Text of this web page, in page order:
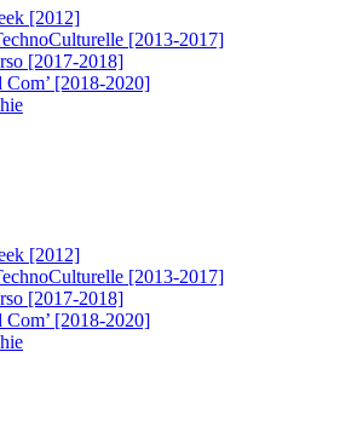
[2012]
[2013-2017]
[2017-2018]
Com’ [2018-2020]
[2012]
[2013-2017]
[2017-2018]
Com’ [2018-2020]